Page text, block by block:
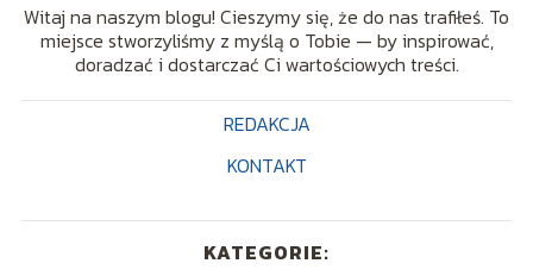
Witaj na naszym blogu! Cieszymy się, że do nas trafiłeś. To
miejsce stworzyliśmy z myślą o Tobie — by inspirować,
doradzać i dostarczać Ci wartościowych treści.
REDAKCJA
KONTAKT
KATEGORIE: